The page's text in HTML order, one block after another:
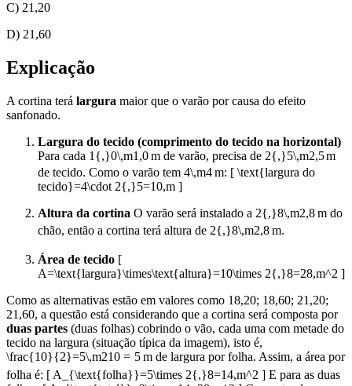
C) 21,20
D) 21,60
Explicação
A cortina terá largura maior que o varão por causa do efeito
sanfonado.
Largura do tecido (comprimento do tecido na horizontal)
Para cada 1{,}0\,m1 ,0mde varão, precisa de 2{,}5\,m2,5m
de tecido. Como o varão tem 4\,m4m: [ \text{largura do
tecido}=4\cdot 2{,}5=10,m ]
Altura da cortina O varão será instalado a 2{,}8\,m2,8mdo
chão, então a cortina terá altura de 2{,}8\,m2,8m.
Área de tecido [
A=\text{largura}\times\text{altura}=10\times 2{,}8=28,m^2 ]
Como as alternativas estão em valores como 18,20; 18,60; 21,20;
21,60, a questão está considerando que a cortina será composta por
duas partes (duas folhas) cobrindo o vão, cada uma com metade do
tecido na largura (situação típica da imagem), isto é,
\frac{10}{2}=5\,m210 = 5mde largura por folha. Assim, a área por
folha é: [ A_{\text{folha}}=5\times 2{,}8=14,m^2 ] E para as duas